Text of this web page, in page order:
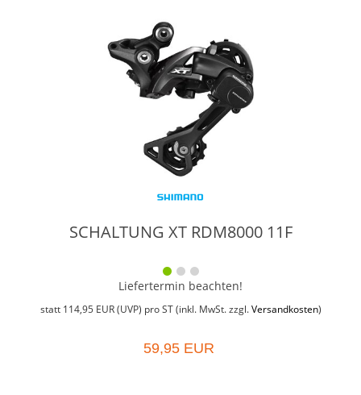
SCHALTUNG XT RDM8000 11F
Liefertermin beachten!
statt 114,95 EUR(UVP) pro ST (inkl. MwSt. zzgl. Versandkosten)
59,95 EUR